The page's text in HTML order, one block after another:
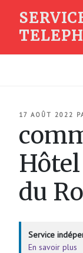
contenu
PUBLIÉ
17 AOÛT 2022
du
Service
En savoir plus